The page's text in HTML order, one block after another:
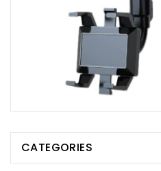
CATEGORIES